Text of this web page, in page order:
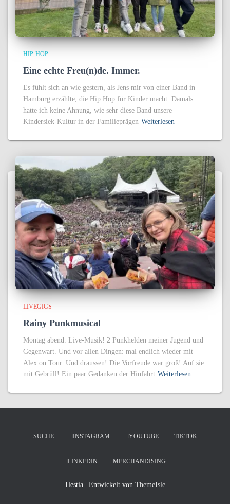
HIP-HOP
Eine echte Freu(n)de. Immer.
Es fühlt sich an wie gestern, als Jens mir von einer Band in
Hamburg erzählte, die Hip Hop für Kinder macht. Damals
hatte ich keine Ahnung, wie sehr diese Band unsere
Kindersiek-Kultur in der Familieprägen Weiterlesen
LIVEGIGS
Rainy Punkmusical
Montag abend. Live-Musik! 2 Punkhelden meiner Jugend und
Gegenwart. Und vor allen Dingen: mal endlich wieder mit
Alex on Tour. Und draussen! Die Vorfreude war groß! Auf sie
mit Gebrüll! Ein paar Gedanken der Hinfahrt Weiterlesen
SUCHE INSTAGRAM YOUTUBE TIKTOK
LINKEDIN MERCHANDISING
Hestia | Entwickelt von ThemeIsle